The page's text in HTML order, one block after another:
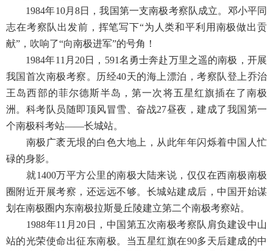
1984年10月8日，我国第一支南极考察队成立。邓小平同
志在考察队出发前，挥笔写下“为人类和平利用南极做出贡
献”，吹响了“向南极进军”的号角！
1984年11月20日，591名勇士奔赴万里之遥的南极，开展
我国首次南极考察。历经40天的海上漂泊，考察队登上乔治
王岛西部的菲尔德斯半岛，第一次将五星红旗插在了南极
洲。科考队员随即顶风冒雪、奋战27昼夜，建成了我国第一
个南极科考站——长城站。
南极广袤无垠的白色大地上，从此年年闪烁着中国人忙
碌的身影。
就1400万平方公里的南极大陆来说，仅仅在西南极南极
圈附近开展考察，还远远不够。长城站建成后，中国开始谋
划在南极圈内东南极拉斯曼丘陵建立第二个南极考察站。
1988年11月20日，中国第五次南极考察队肩负建设中山
站的光荣使命出征东南极。当五星红旗在90多天后建成的中